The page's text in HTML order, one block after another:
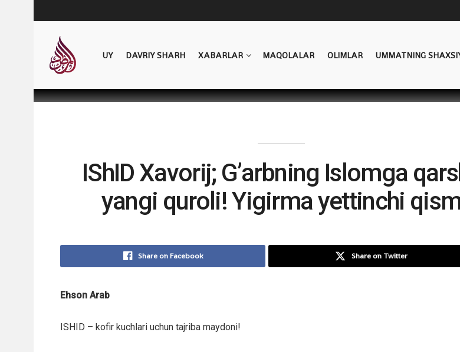
UY DAVRIY SHARH XABARLAR MAQOLALAR OLIMLAR UMMATNING
IShID Xavorij; G’arbning Islomga
yangi quroli! Yigirma yettinchi
Share on Facebook Share on Twitter
Ehson Arab
ISHID – kofir kuchlari uchun tajriba maydoni!